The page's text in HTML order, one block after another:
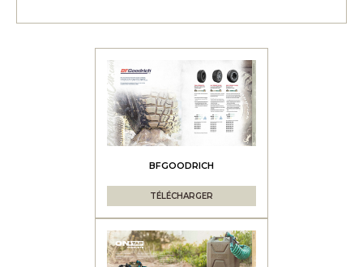
BFGOODRICH
TÉLÉCHARGER